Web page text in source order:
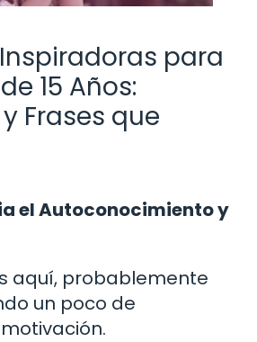
para
15 Años:
Frases que
el Autoconocimiento y
aquí, probablemente
un poco de